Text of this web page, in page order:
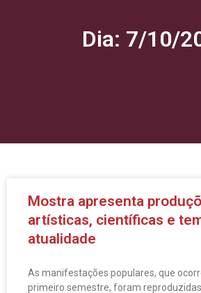
Dia: 7/10/
Mostra apresenta
artísticas, científicas e
atualidade
As manifestações populares, que
primeiro semestre, foram